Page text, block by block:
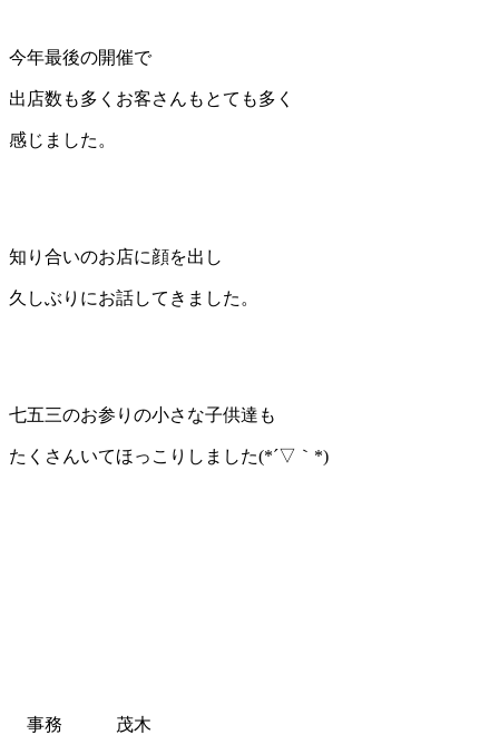
今年最後の開催で
出店数も多くお客さんもとても多く
感じました。
知り合いのお店に顔を出し
久しぶりにお話してきました。
七五三のお参りの小さな子供達も
たくさんいてほっこりしました(*´▽｀*)
事務 茂木